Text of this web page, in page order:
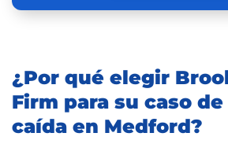
¿Por qué elegir
Firm para su caso
caída en Medford?